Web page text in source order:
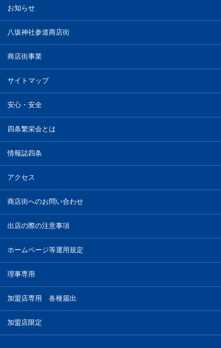
お知らせ
八坂神社参道商店街
商店街事業
サイトマップ
安心・安全
四条繁栄会とは
情報誌四条
アクセス
商店街へのお問い合わせ
出店の際の注意事項
ホームページ等運用規定
理事専用
加盟店専用 各種届出
加盟店限定